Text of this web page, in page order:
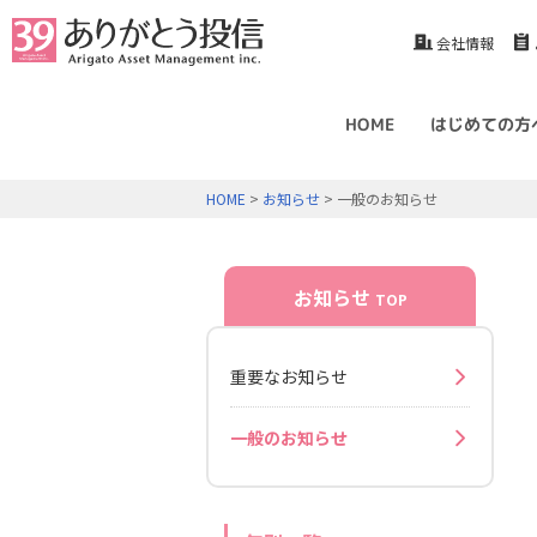
会社情報
HOME はじめての方
HOME > お知らせ > 一般のお知らせ
お知らせ TOP
重要なお知らせ
一般のお知らせ